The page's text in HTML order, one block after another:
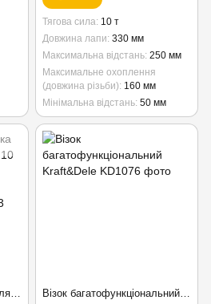
Тягова сила 10 т
Довжина лапи 330 мм
Максимальна відстань 250 мм
Максимальне охоплення
(довжина різьби) 160 мм
Мінімальна відстань 50 мм